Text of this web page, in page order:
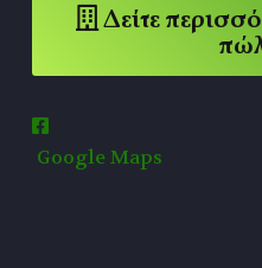
Δείτε
Google Maps